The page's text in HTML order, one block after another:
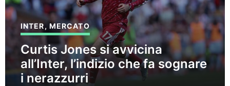
INTER, MERCATO
Curtis Jones si avvicina
all’Inter, l’indizio che fa sognare
i nerazzurri